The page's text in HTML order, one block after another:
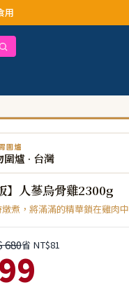
圍爐
圍爐 · 台灣
】人蔘烏骨雞2300g
煮，將滿滿的精華鎖在雞肉中
680省 NT$81